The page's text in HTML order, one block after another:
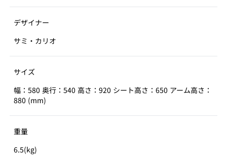
デザイナー
サミ・カリオ
サイズ
幅：580 奥行：540 高さ：920 シート高さ：650 アーム高さ：
880 (mm)
重量
6.5(kg)